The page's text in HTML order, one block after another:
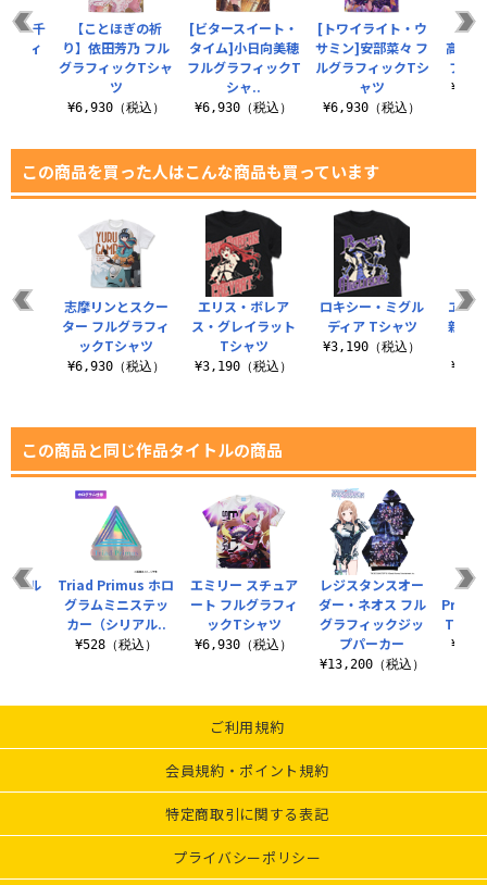
[ビタースイート・
タイム]小日向美穂
フルグラフィックT
シャ..
¥6,930（税込）
[トワイライト・ウ
サミン]安部菜々 フ
ルグラフィックTシ
ャツ
¥6,930（税込）
【内
高森
フィ
白雪千
フィ
【ことほぎの祈
り】依田芳乃 フル
グラフィックTシャ
ツ
¥6,930（税込）
この商品を買った人はこんな商品も買っています
エリス・ボレア
ス・グレイラット
Tシャツ
¥3,190（税込）
ロキシー・ミグル
ディア Tシャツ
¥3,190（税込）
ヱヴ
新劇
志摩リンとスクー
ター フルグラフィ
ックTシャツ
¥6,930（税込）
この商品と同じ作品タイトルの商品
エミリー スチュア
ート フルグラフィ
ックTシャツ
¥6,930（税込）
レジスタンスオー
ダー・ネオス フル
グラフィックジッ
プパーカー
¥13,200（税込）
★限
Tシャ
リル
Triad Primus ホロ
グラムミニステッ
カー（シリアル..
¥528（税込）
ご利用規約
会員規約・ポイント規約
特定商取引に関する表記
プライバシーポリシー